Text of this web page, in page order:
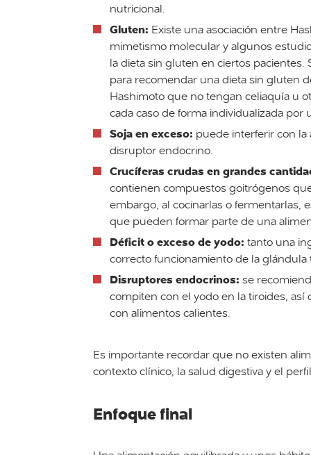
nutricional.
Gluten: Existe una asociación entre
mimetismo molecular y algunos
la dieta sin gluten en ciertos
para recomendar una dieta sin gluten
Hashimoto que no tengan celiaquía u
cada caso de forma individualizada
Soja en exceso: puede interferir con la
disruptor endocrino.
Crucíferas crudas en grandes
contienen compuestos goitrógenos
embargo, al cocinarlas o fermentarlas,
que pueden formar parte de una
Déficit o exceso de yodo: tanto una
correcto funcionamiento de la glándula
Disruptores endocrinos: se
compiten con el yodo en la tiroides, así
con alimentos calientes.
Es importante recordar que no existen
contexto clínico, la salud digestiva y el
Enfoque final